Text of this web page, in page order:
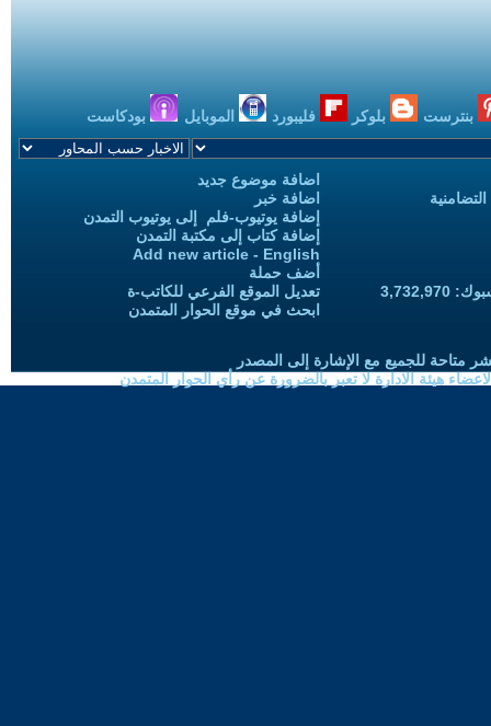
بنترست بلوكر فليبورد الموبايل بودكاست
اضافة موضوع جديد
اضافة خبر
إضافة يوتيوب-فلم إلى يوتيوب التمدن
إضافة كتاب إلى مكتبة التمدن
Add new article - English
أضف حملة
تعديل الموقع الفرعي للكاتب-ة
ابحث في موقع الحوار المتمدن
متاحة للجميع مع الإشارة إلى المصدر
هيئة الادارة لا تعبر بالضرورة عن رأي الحوار المتمدن